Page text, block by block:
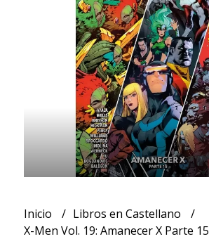
Inicio
Libros en Castellano
X-Men Vol. 19: Amanecer X Parte 15